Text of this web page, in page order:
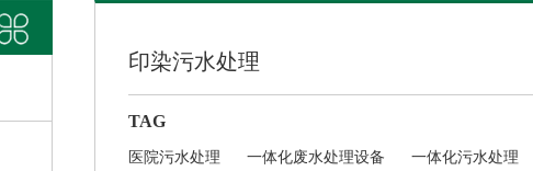
印染污水处理
TAG
医院污水处理 一体化废水处理设备 一体化污水处理